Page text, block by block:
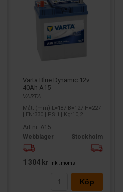
Varta Blue Dynamic 12v
40Ah A15
VARTA
Mått (mm) L=187 B=127 H=227
| EN:330 | PS:1 | Kg:10,2
Art nr. A15
Webblager
Stockholm
1 304 kr inkl. moms
Köp